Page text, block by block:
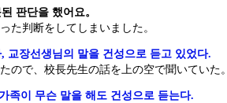
판단을 했어요。
た判断をしてしまいました。
교장선생님의 말을 건성으로 듣고 있었다.
ので、校長先生の話を上の空で聞いていた。
족이 무슨 말을 해도 건성으로 듣는다.